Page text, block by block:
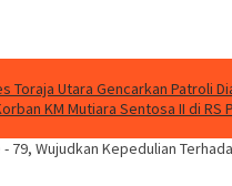
Utara Gencarkan Patroli
KM Mutiara Sentosa II di RS
79, Wujudkan Kepedulian